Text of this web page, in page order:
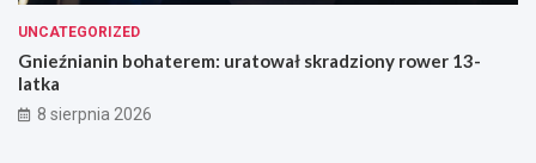
UNCATEGORIZED
Gnieźnianin bohaterem: uratował skradziony rower 13-
latka
8 sierpnia 2026